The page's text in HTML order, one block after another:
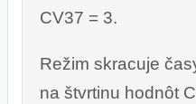
CV37 = 3.
Režim skracuje
na štvrtinu hodnôt